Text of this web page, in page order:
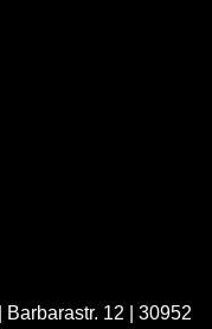
12 | 30952